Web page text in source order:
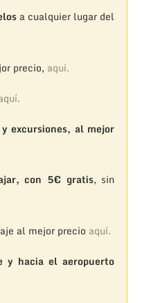
a cualquier lugar del
precio, aquí.
excursiones, al mejor
con 5€ gratis, sin
al mejor precio aquí.
y hacia el aeropuerto